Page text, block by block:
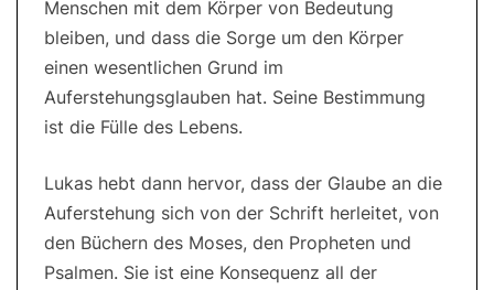
Menschen mit dem Körper von Bedeutung
bleiben, und dass die Sorge um den Körper
einen wesentlichen Grund im
Auferstehungsglauben hat. Seine Bestimmung
ist die Fülle des Lebens.
Lukas hebt dann hervor, dass der Glaube an die
Auferstehung sich von der Schrift herleitet, von
den Büchern des Moses, den Propheten und
Psalmen. Sie ist eine Konsequenz all der